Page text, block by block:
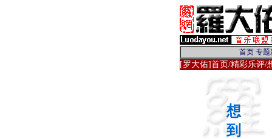
[罗大佑]首页/精彩乐评/
想
到